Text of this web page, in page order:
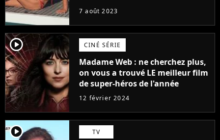
7 août 2023
player2 CINÉ SÉRIE
Madame Web : ne cherchez plus,
on vous a trouvé LE meilleur film
de super-héros de l'année
12 février 2024
player2 TV